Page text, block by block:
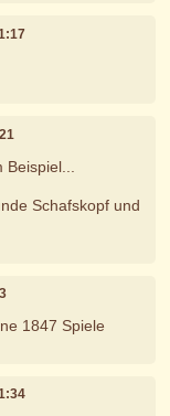
Beispiel...
Schafskopf und
1847 Spiele